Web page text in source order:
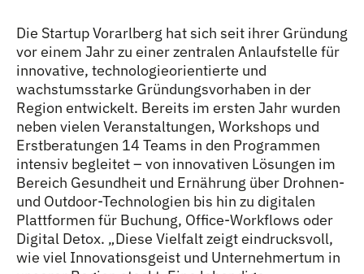
Die Startup Vorarlberg hat sich seit ihrer Gründung
vor einem Jahr zu einer zentralen Anlaufstelle für
innovative, technologieorientierte und
wachstumsstarke Gründungsvorhaben in der
Region entwickelt. Bereits im ersten Jahr wurden
neben vielen Veranstaltungen, Workshops und
Erstberatungen 14 Teams in den Programmen
intensiv begleitet – von innovativen Lösungen im
Bereich Gesundheit und Ernährung über Drohnen-
und Outdoor-Technologien bis hin zu digitalen
Plattformen für Buchung, Office-Workflows oder
Digital Detox. „Diese Vielfalt zeigt eindrucksvoll,
wie viel Innovationsgeist und Unternehmertum in